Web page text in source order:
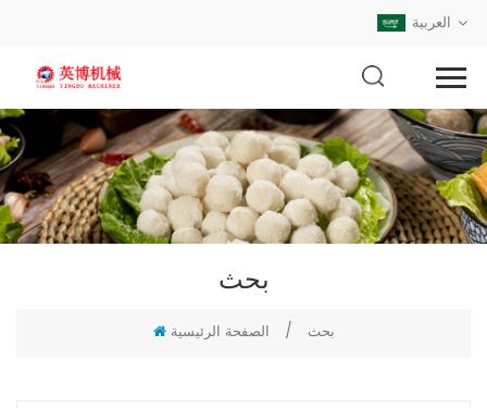
العربية
بحث
الصفحة الرئيسية / بحث